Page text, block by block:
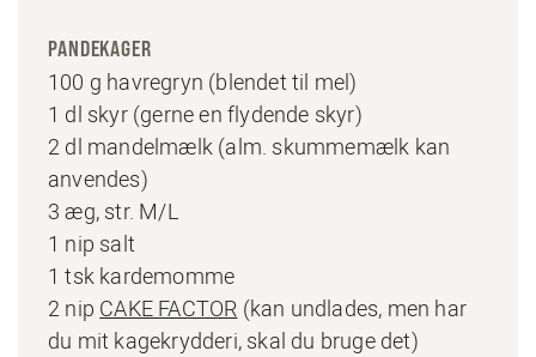
PANDEKAGER
100 g havregryn (blendet til mel)
1 dl skyr (gerne en flydende skyr)
2 dl mandelmælk (alm. skummemælk kan
anvendes)
3 æg, str. M/L
1 nip salt
1 tsk kardemomme
2 nip CAKE FACTOR (kan undlades, men har
du mit kagekrydderi, skal du bruge det)